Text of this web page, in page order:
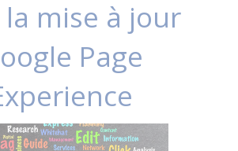
la mise à jour
Page